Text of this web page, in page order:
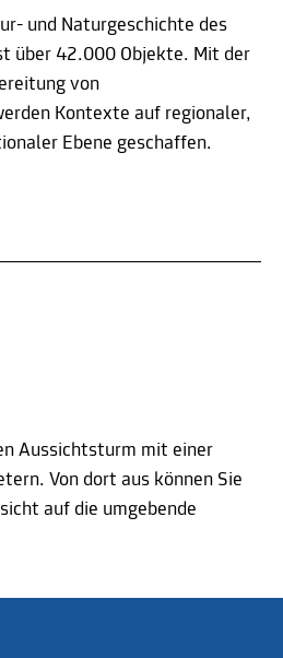
und Naturgeschichte des
über 42.000 Objekte. Mit der
von
Kontexte auf regionaler,
Ebene geschaffen.
Aussichtsturm mit einer
Von dort aus können Sie
auf die umgebende